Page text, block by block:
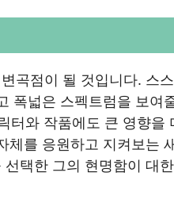
곡점이 될 것입니다. 스
폭넓은 스펙트럼을 보여
터와 작품에도 큰 영향을
체를 응원하고 지켜보는
택한 그의 현명함이 대